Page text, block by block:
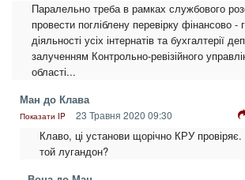
Паралельно треба в рамках службового
провести погліблену перевірку фінансово -
діяльності усіх інтернатів та бухгалтерії
залученням Контрольно-ревізійного
області...
Ман до Клава
Показати IP 23 Травня 2020 09:30
Клаво, ці установи щорічно КРУ
той лугандон?